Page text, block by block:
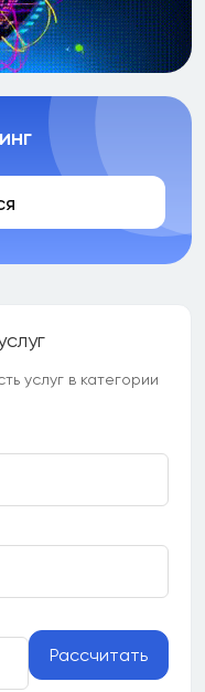
услуг в категории
Рассчитать